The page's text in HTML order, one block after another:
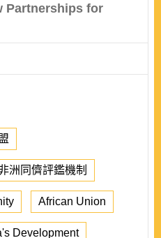
Partnerships for
洲同儕評鑑機制
African Union
Development